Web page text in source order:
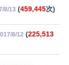
8/13 (459,445次)
8/12 (225,513